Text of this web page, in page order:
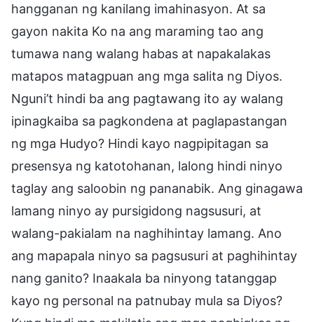
hangganan ng kanilang imahinasyon. At sa
gayon nakita Ko na ang maraming tao ang
tumawa nang walang habas at napakalakas
matapos matagpuan ang mga salita ng Diyos.
Nguni’t hindi ba ang pagtawang ito ay walang
ipinagkaiba sa pagkondena at paglapastangan
ng mga Hudyo? Hindi kayo nagpipitagan sa
presensya ng katotohanan, lalong hindi ninyo
taglay ang saloobin ng pananabik. Ang ginagawa
lamang ninyo ay pursigidong nagsusuri, at
walang-pakialam na naghihintay lamang. Ano
ang mapapala ninyo sa pagsusuri at paghihintay
nang ganito? Inaakala ba ninyong tatanggap
kayo ng personal na patnubay mula sa Diyos?